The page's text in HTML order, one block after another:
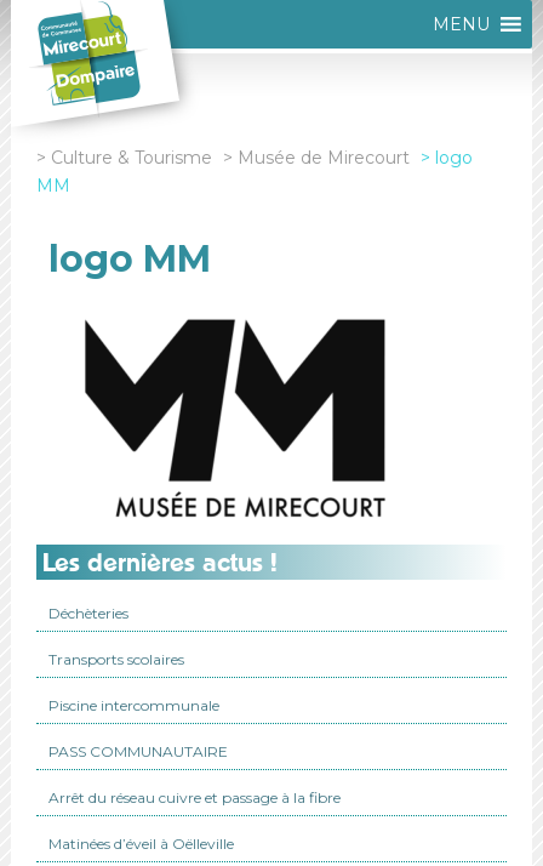
MENU
Culture & Tourisme Musée de Mirecourt
logo
MM
logo MM
Les dernières actus !
Déchèteries
Transports scolaires
Piscine intercommunale
PASS COMMUNAUTAIRE
Arrêt du réseau cuivre et passage à la fibre
Matinées d’éveil à Oëlleville